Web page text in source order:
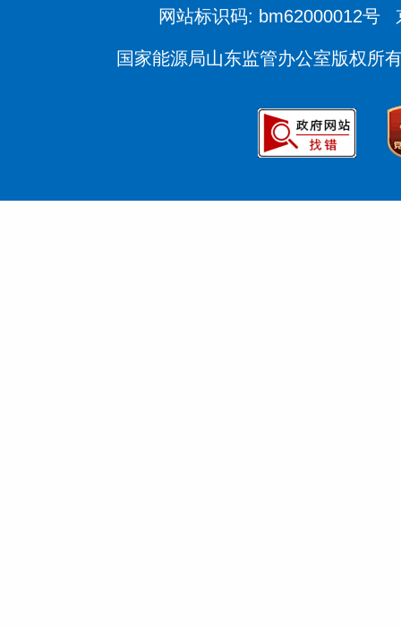
网站标识码: bm62000012号
国家能源局山东监管办公室版权所